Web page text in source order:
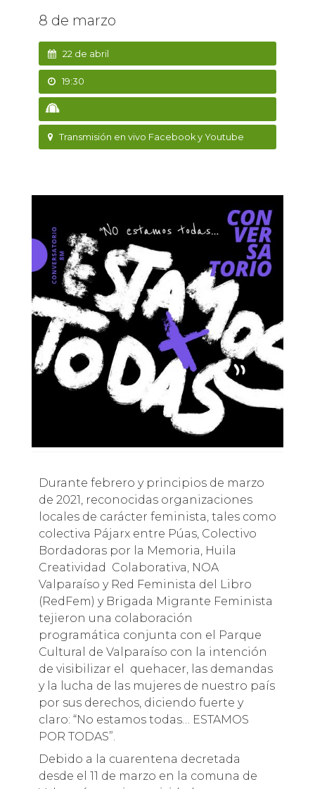
8 de marzo
22 de abril
19:30
Transmisión en vivo Facebook y Youtube
Durante febrero y principios de marzo
de 2021, reconocidas organizaciones
locales de carácter feminista, tales como
colectiva Pájarx entre Púas, Colectivo
Bordadoras por la Memoria, Huila
Creatividad Colaborativa, NOA
Valparaíso y Red Feminista del Libro
(RedFem) y Brigada Migrante Feminista
tejieron una colaboración
programática conjunta con el Parque
Cultural de Valparaíso con la intención
de visibilizar el quehacer, las demandas
y la lucha de las mujeres de nuestro país
por sus derechos, diciendo fuerte y
claro: “No estamos todas… ESTAMOS
POR TODAS”.
Debido a la cuarentena decretada
desde el 11 de marzo en la comuna de